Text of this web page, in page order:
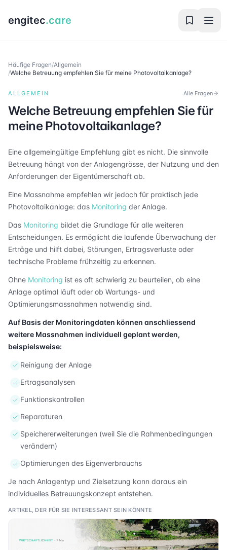
engitec.care
Häufige Fragen/Allgemein
/Welche Betreuung empfehlen Sie für meine Photovoltaikanlage?
ALLGEMEIN Alle Fragen
Welche Betreuung empfehlen Sie für
meine Photovoltaikanlage?
Eine allgemeingültige Empfehlung gibt es nicht. Die sinnvolle
Betreuung hängt von der Anlagengrösse, der Nutzung und den
Anforderungen der Eigentümerschaft ab.
Eine Massnahme empfehlen wir jedoch für praktisch jede
Photovoltaikanlage: das Monitoring der Anlage.
Das Monitoring bildet die Grundlage für alle weiteren
Entscheidungen. Es ermöglicht die laufende Überwachung der
Erträge und hilft dabei, Störungen, Ertragsverluste oder
technische Probleme frühzeitig zu erkennen.
Ohne Monitoring ist es oft schwierig zu beurteilen, ob eine
Anlage optimal läuft oder ob Wartungs- und
Optimierungsmassnahmen notwendig sind.
Auf Basis der Monitoringdaten können anschliessend
weitere Massnahmen individuell geplant werden,
beispielsweise:
Reinigung der Anlage
Ertragsanalysen
Funktionskontrollen
Reparaturen
Speichererweiterungen (weil Sie die Rahmenbedingungen
verändern)
Optimierungen des Eigenverbrauchs
Je nach Anlagentyp und Zielsetzung kann daraus ein
individuelles Betreuungskonzept entstehen.
ARTIKEL, DER FÜR SIE INTERESSANT SEIN KÖNNTE